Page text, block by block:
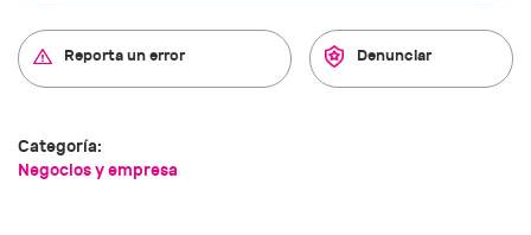
Reporta un error Denunciar
Categoría:
Negocios y empresa